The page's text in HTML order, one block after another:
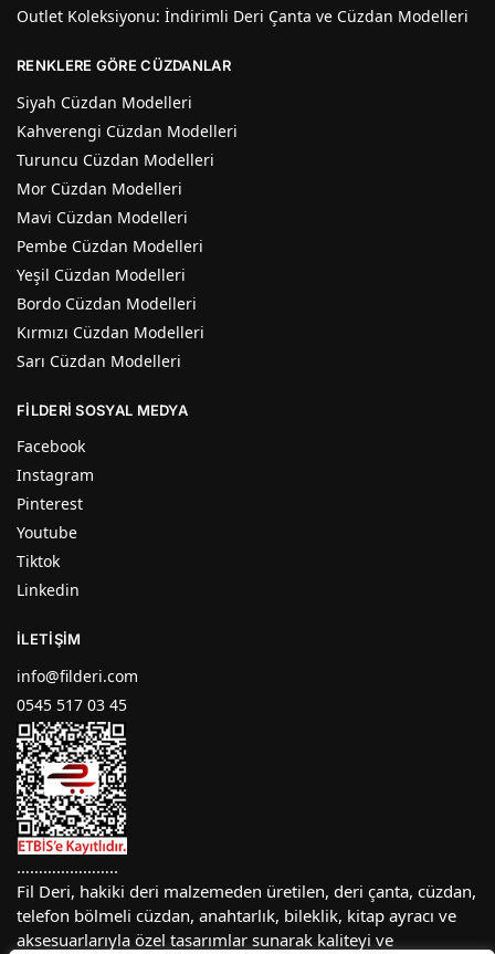
Outlet Koleksiyonu: İndirimli Deri Çanta ve Cüzdan Modelleri
RENKLERE GÖRE CÜZDANLAR
Siyah Cüzdan Modelleri
Kahverengi Cüzdan Modelleri
Turuncu Cüzdan Modelleri
Mor Cüzdan Modelleri
Mavi Cüzdan Modelleri
Pembe Cüzdan Modelleri
Yeşil Cüzdan Modelleri
Bordo Cüzdan Modelleri
Kırmızı Cüzdan Modelleri
Sarı Cüzdan Modelleri
FİLDERİ SOSYAL MEDYA
Facebook
Instagram
Pinterest
Youtube
Tiktok
Linkedin
İLETIŞIM
info@filderi.com
0545 517 03 45
…………………..
Fil Deri, hakiki deri malzemeden üretilen, deri çanta, cüzdan,
telefon bölmeli cüzdan, anahtarlık, bileklik, kitap ayracı ve
aksesuarlarıyla özel tasarımlar sunarak kaliteyi ve